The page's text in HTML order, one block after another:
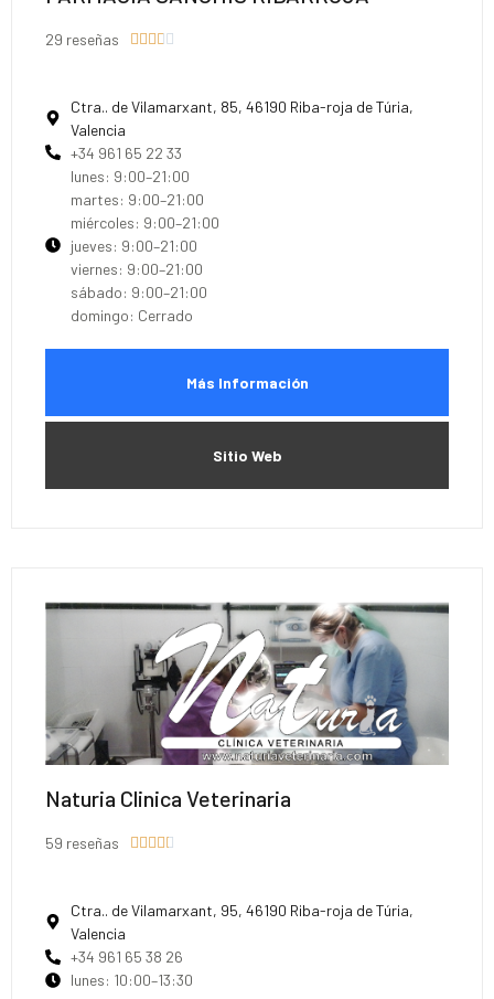
29 reseñas 
Ctra.. de Vilamarxant, 85, 46190 Riba-roja de Túria,
Valencia
+34 961 65 22 33
lunes: 9:00–21:00
martes: 9:00–21:00
miércoles: 9:00–21:00
jueves: 9:00–21:00
viernes: 9:00–21:00
sábado: 9:00–21:00
domingo: Cerrado
Más Información
Sitio Web
Naturia Clinica Veterinaria
59 reseñas     
Ctra.. de Vilamarxant, 95, 46190 Riba-roja de Túria,
Valencia
+34 961 65 38 26
lunes: 10:00–13:30